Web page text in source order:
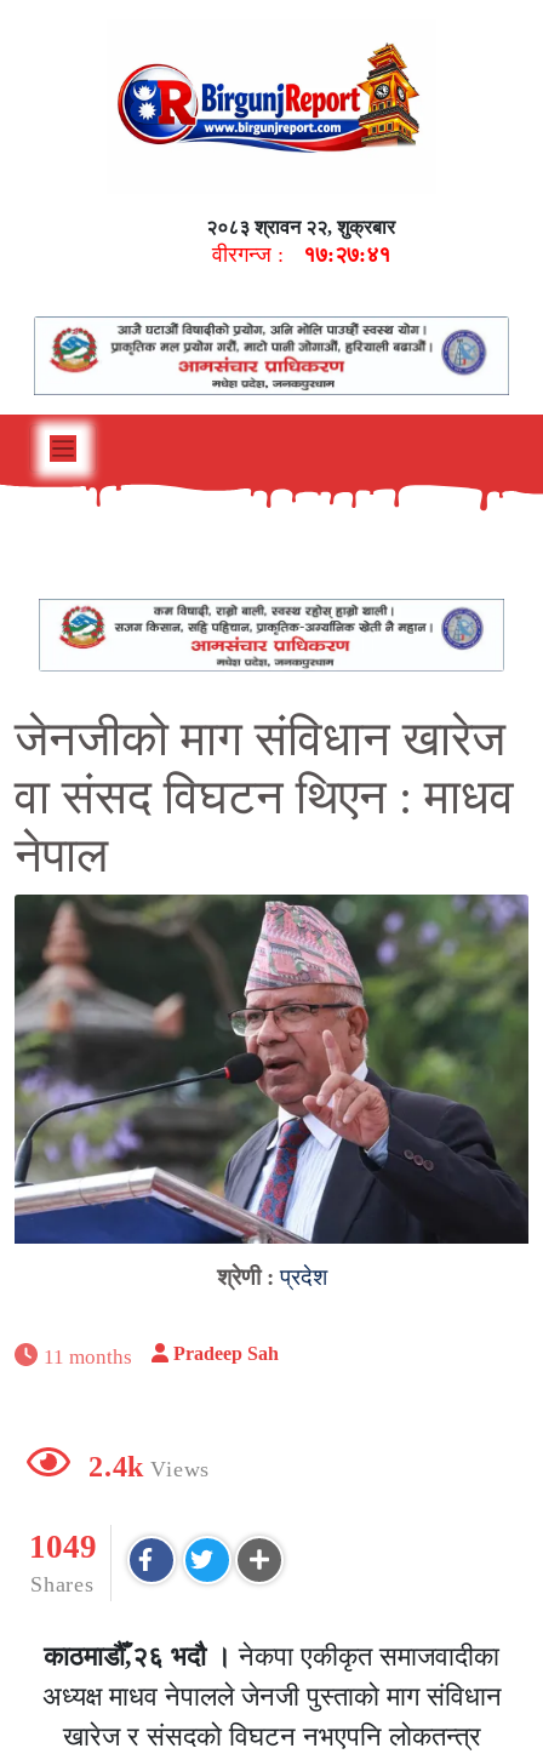
२०८३ श्रावन २२, शुक्रबार
वीरगन्ज : १७:२७:४२
जेनजीको माग संविधान खारेज
वा संसद विघटन थिएन : माधव
नेपाल
श्रेणी :प्रदेश
11 months Pradeep Sah
2.4k Views
1049
Shares
काठमाडौँ,२६ भदाै । नेकपा एकीकृत समाजवादीका
अध्यक्ष माधव नेपालले जेनजी पुस्ताको माग संविधान
खारेज र संसदको विघटन नभएपनि लोकतन्त्र